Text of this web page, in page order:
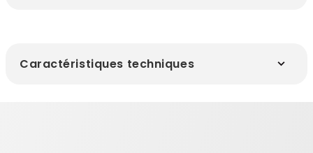
Caractéristiques techniques